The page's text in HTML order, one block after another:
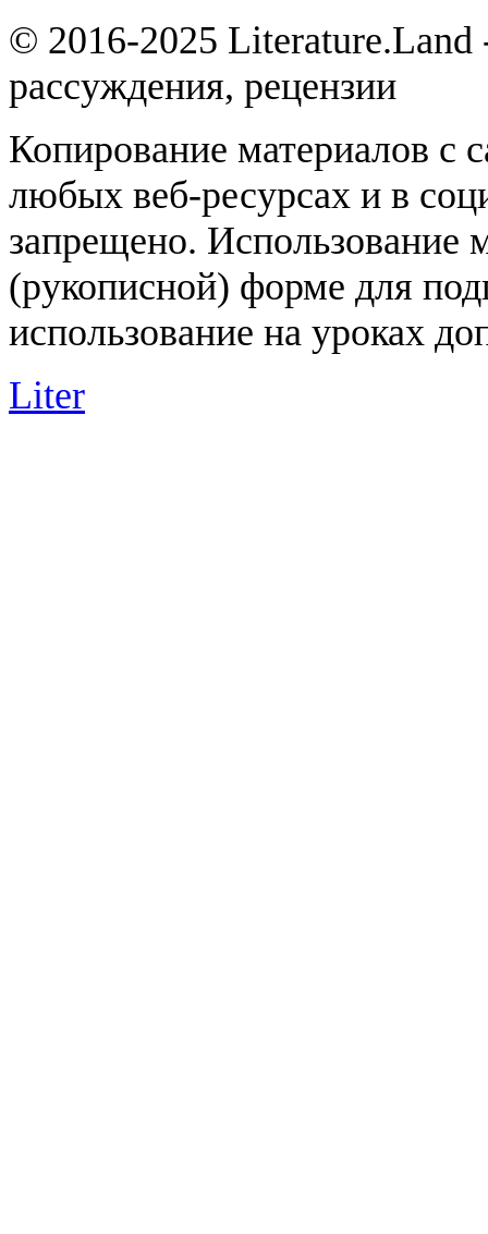
© 2016-2025 Literature.Land
рассуждения, рецензии
Копирование материалов с
любых веб-ресурсах и в
запрещено. Использование
(рукописной) форме для
использование на уроках
Liter